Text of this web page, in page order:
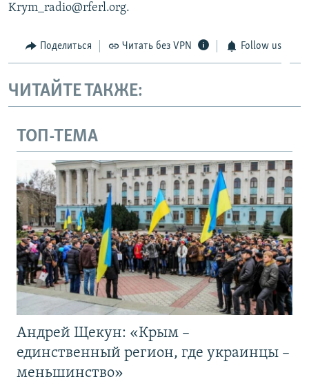
Krym_radio@rferl.org.
Поделиться Читать без VPN Follow us
ЧИТАЙТЕ ТАКЖЕ:
ТОП-ТЕМА
Андрей Щекун: «Крым –
единственный регион, где украинцы –
меньшинство»